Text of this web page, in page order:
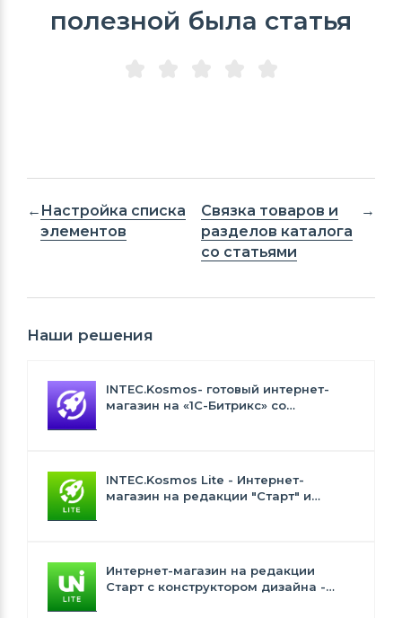
полезной была статья
Настройка списка
элементов
Связка товаров и
разделов каталога
со статьями
Наши решения
INTEC.Kosmos- готовый интернет-
магазин на «1С-Битрикс» со
INTEC.Kosmos Lite - Интернет-
магазин на редакции "Старт" и
Интернет-магазин на редакции
Старт с конструктором дизайна -